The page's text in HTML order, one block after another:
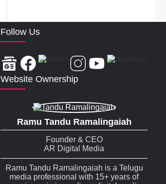
Follow Us
Website Ownership
Ramu Tandu Ramalingaiah
Founder & CEO
AR Digital Media
Ramu Tandu Ramalingaiah is a Telugu
media professional with 15+ years of